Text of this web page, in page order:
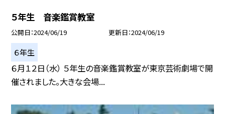
５年生 音楽鑑賞教室
公開日 2024/06/19 更新日 2024/06/19
６年生
６月１２日（水） ５年生の音楽鑑賞教室が東京芸術劇場で開
催されました。大きな会場...